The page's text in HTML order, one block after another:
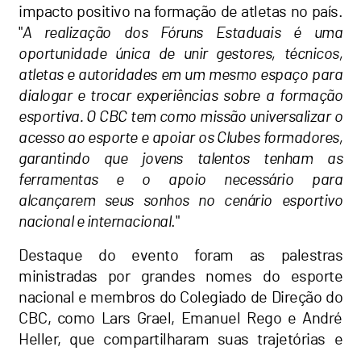
impacto positivo na formação de atletas no país.
"A realização dos Fóruns Estaduais é uma
oportunidade única de unir gestores, técnicos,
atletas e autoridades em um mesmo espaço para
dialogar e trocar experiências sobre a formação
esportiva. O CBC tem como missão universalizar o
acesso ao esporte e apoiar os Clubes formadores,
garantindo que jovens talentos tenham as
ferramentas e o apoio necessário para
alcançarem seus sonhos no cenário esportivo
nacional e internacional."
Destaque do evento foram as palestras
ministradas por grandes nomes do esporte
nacional e membros do Colegiado de Direção do
CBC, como Lars Grael, Emanuel Rego e André
Heller, que compartilharam suas trajetórias e